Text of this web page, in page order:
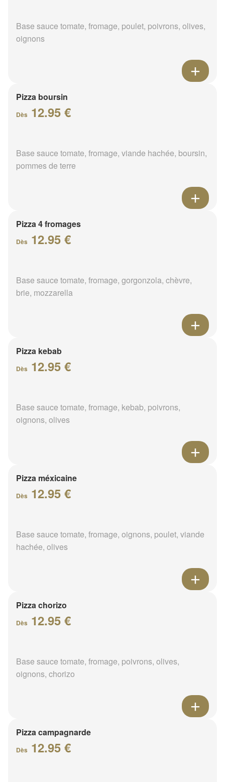
Base sauce tomate, fromage, poulet, poivrons, olives,
oignons
Pizza boursin
Dès 12.95 €
Base sauce tomate, fromage, viande hachée, boursin,
pommes de terre
Pizza 4 fromages
Dès 12.95 €
Base sauce tomate, fromage, gorgonzola, chèvre,
brie, mozzarella
Pizza kebab
Dès 12.95 €
Base sauce tomate, fromage, kebab, poivrons,
oignons, olives
Pizza méxicaine
Dès 12.95 €
Base sauce tomate, fromage, oignons, poulet, viande
hachée, olives
Pizza chorizo
Dès 12.95 €
Base sauce tomate, fromage, poivrons, olives,
oignons, chorizo
Pizza campagnarde
Dès 12.95 €